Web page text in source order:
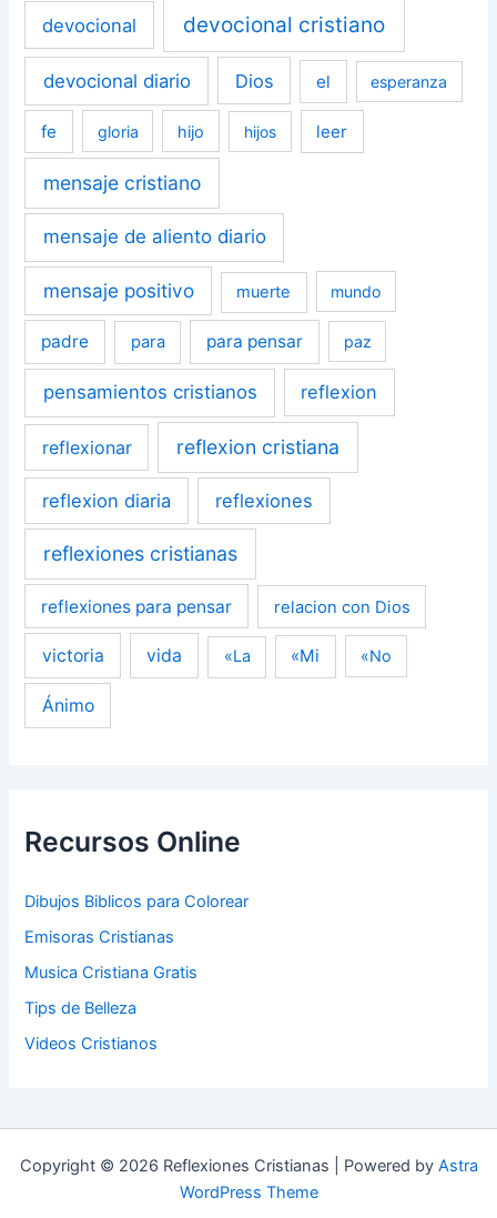
devocional devocional cristiano
devocional diario Dios el esperanza
fe gloria hijo hijos leer
mensaje cristiano
mensaje de aliento diario
mensaje positivo muerte mundo
padre para para pensar paz
pensamientos cristianos reflexion
reflexionar reflexion cristiana
reflexion diaria reflexiones
reflexiones cristianas
reflexiones para pensar relacion con Dios
victoria vida «La «Mi «No
Ánimo
Recursos Online
Dibujos Biblicos para Colorear
Emisoras Cristianas
Musica Cristiana Gratis
Tips de Belleza
Videos Cristianos
Copyright © 2026 Reflexiones Cristianas | Powered by Astra
WordPress Theme